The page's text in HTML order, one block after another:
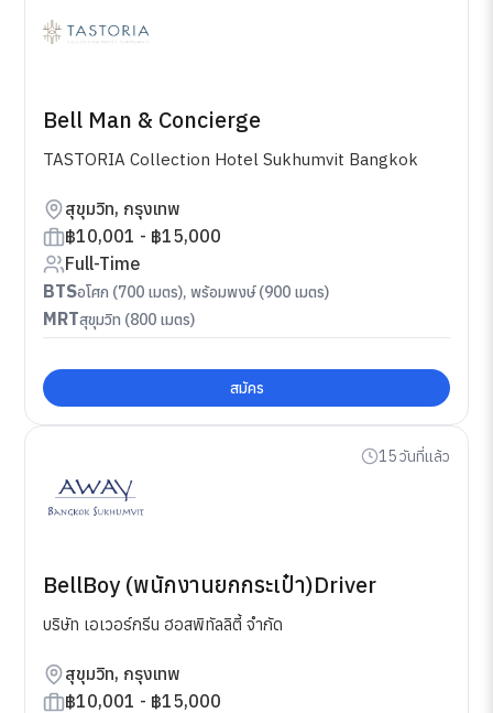
Bell Man & Concierge
TASTORIA Collection Hotel Sukhumvit Bangkok
สุขุมวิท, กรุงเทพ
฿10,001 - ฿15,000
Full-Time
BTSอโศก (700 เมตร), พร้อมพงษ์ (900 เมตร)
MRTสุขุมวิท (800 เมตร)
สมัคร
15 วันที่แล้ว
BellBoy (พนักงานยกกระเป๋า)Driver
บริษัท เอเวอร์กรีน ฮอสพิทัลลิตี้ จำกัด
สุขุมวิท, กรุงเทพ
฿10,001 - ฿15,000